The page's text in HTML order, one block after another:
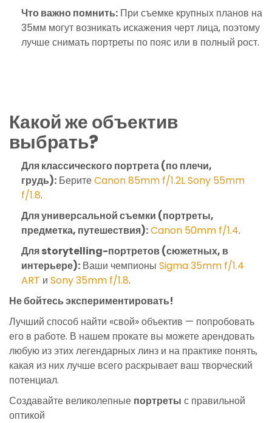
Что важно помнить: При съемке крупных планов на
35мм могут возникать искажения черт лица, поэтому
лучше снимать портреты по пояс или в полный рост.
Какой же объектив
выбрать?
Для классического портрета (по плечи,
грудь): БеритеCanon 85mm f/1.2LSony 55mm
f/1.8.
Для универсальной съемки (портреты,
предметка, путешествия):Canon 50mm f/1.4.
Для storytelling-портретов (сюжетных, в
интерьере): Ваши чемпионы Sigma 35mm f/1.4
ART и Sony 35mm f/1.8.
Не бойтесь экспериментировать!
Лучший способ найти «свой» объектив — попробовать
его в работе. В нашем прокате вы можете арендовать
любую из этих легендарных линз и на практике понять,
какая из них лучше всего раскрывает ваш творческий
потенциал.
Создавайте великолепные портреты с правильной
оптикой